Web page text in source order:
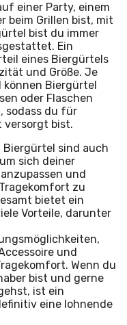
einer Party, einem
beim Grillen bist, mit
bist du immer
Ein
eines Biergürtels
und Größe. Je
können Biergürtel
oder Flaschen
sodass du für
versorgt bist.
Biergürtel sind auch
sich deiner
und
zu
bietet ein
Vorteile, darunter
und
Wenn du
bist und gerne
ist ein
eine lohnende